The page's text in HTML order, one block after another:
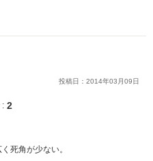
投稿日： 2014年03 月09日
: 2
死角が少ない。